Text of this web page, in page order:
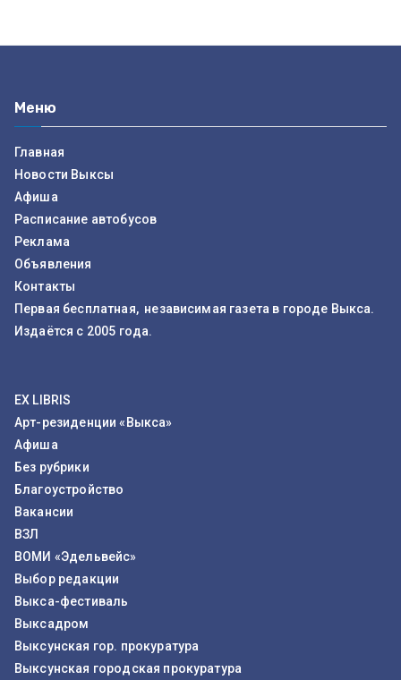
Меню
Главная
Новости Выксы
Афиша
Расписание автобусов
Реклама
Объявления
Контакты
Первая бесплатная, независимая газета в городе Выкса.
Издаётся с 2005 года.
EX LIBRIS
Арт-резиденции «Выкса»
Афиша
Без рубрики
Благоустройство
Вакансии
ВЗЛ
ВОМИ «Эдельвейс»
Выбор редакции
Выкса-фестиваль
Выксадром
Выксунская гор. прокуратура
Выксунская городская прокуратура